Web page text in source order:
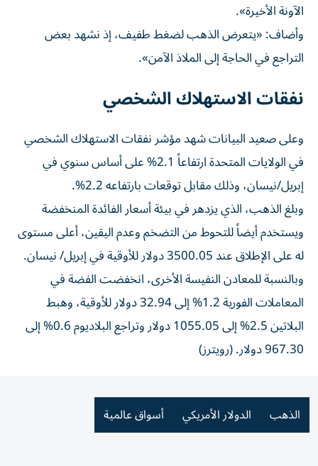
الآونة الأخيرة».
وأضاف: «يتعرض الذهب لضغط طفيف، إذ نشهد بعض
التراجع في الحاجة إلى الملاذ الآمن».
نفقات الاستهلاك الشخصي
وعلى صعيد البيانات شهد مؤشر نفقات الاستهلاك الشخصي
في الولايات المتحدة ارتفاعاً 2.1% على أساس سنوي في
إبريل/نيسان، وذلك مقابل توقعات بارتفاعه 2.2%.
وبلغ الذهب، الذي يزدهر في بيئة أسعار الفائدة المنخفضة
ويستخدم أيضاً للتحوط من التضخم وعدم اليقين، أعلى مستوى
له على الإطلاق عند 3500.05 دولار للأوقية في إبريل/ نيسان.
وبالنسبة للمعادن النفيسة الأخرى، انخفضت الفضة في
المعاملات الفورية 1.2% إلى 32.94 دولار للأوقية، وهبط
البلاتين 2.5% إلى 1055.05 دولار وتراجع البلاديوم 0.6% إلى
967.30 دولار. (رويترز)
الذهب الدولار الأمريكي أسواق عالمية